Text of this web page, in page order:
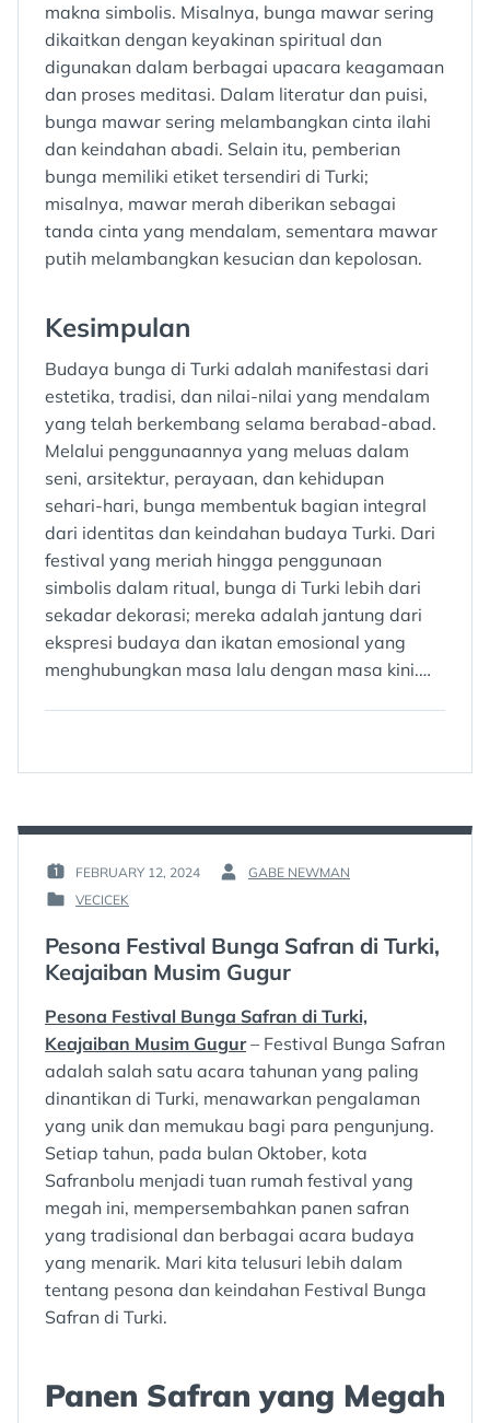
makna simbolis. Misalnya, bunga mawar sering
dikaitkan dengan keyakinan spiritual dan
digunakan dalam berbagai upacara keagamaan
dan proses meditasi. Dalam literatur dan puisi,
bunga mawar sering melambangkan cinta ilahi
dan keindahan abadi. Selain itu, pemberian
bunga memiliki etiket tersendiri di Turki;
misalnya, mawar merah diberikan sebagai
tanda cinta yang mendalam, sementara mawar
putih melambangkan kesucian dan kepolosan.
Kesimpulan
Budaya bunga di Turki adalah manifestasi dari
estetika, tradisi, dan nilai-nilai yang mendalam
yang telah berkembang selama berabad-abad.
Melalui penggunaannya yang meluas dalam
seni, arsitektur, perayaan, dan kehidupan
sehari-hari, bunga membentuk bagian integral
dari identitas dan keindahan budaya Turki. Dari
festival yang meriah hingga penggunaan
simbolis dalam ritual, bunga di Turki lebih dari
sekadar dekorasi; mereka adalah jantung dari
ekspresi budaya dan ikatan emosional yang
menghubungkan masa lalu dengan masa kini.…
POSTED
ON
FEBRUARY 12, 2024
BY
GABE NEWMAN
POSTED
VECICEK
Pesona Festival Bunga Safran di Turki,
Keajaiban Musim Gugur
Pesona Festival Bunga Safran di Turki,
Keajaiban Musim Gugur– Festival Bunga Safran
adalah salah satu acara tahunan yang paling
dinantikan di Turki, menawarkan pengalaman
yang unik dan memukau bagi para pengunjung.
Setiap tahun, pada bulan Oktober, kota
Safranbolu menjadi tuan rumah festival yang
megah ini, mempersembahkan panen safran
yang tradisional dan berbagai acara budaya
yang menarik. Mari kita telusuri lebih dalam
tentang pesona dan keindahan Festival Bunga
Safran di Turki.
Panen Safran yang Megah